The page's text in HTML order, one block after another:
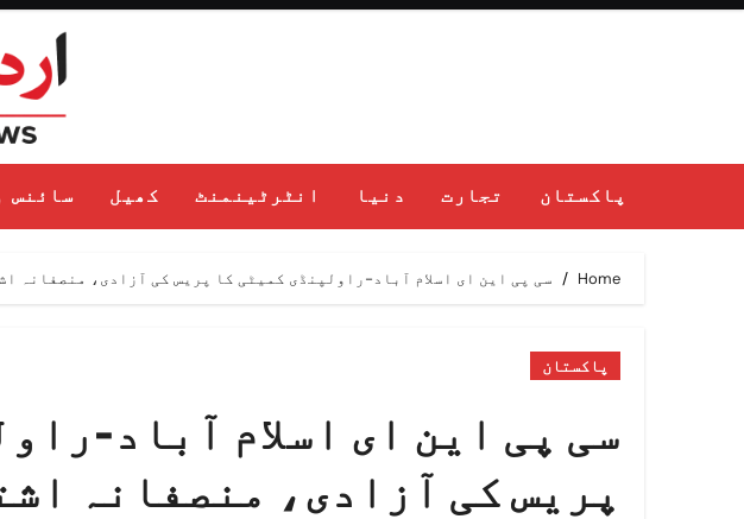
Skip
پاکستان تجارت دنیا انٹرٹینمنٹ کھیل سائنس
Home سی پی این ای اسلام آباد-راولپنڈی کمیٹی کا پریس کی آزادی، منصفانہ
پاکستان
سی پی این ای اسلام آباد-
پریس کی آزادی، منصفانہ